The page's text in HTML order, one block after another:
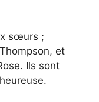
sœurs ;
et
Ils sont